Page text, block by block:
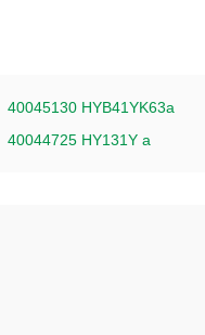
40045130 HYB41YK63a
40044725 HY131Y a